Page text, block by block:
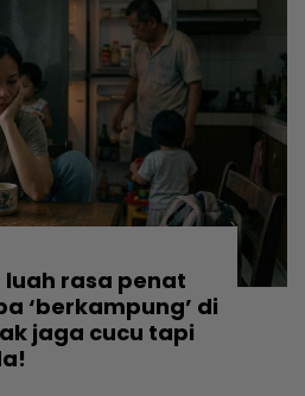
rasa penat
‘berkampung’ di
jaga cucu tapi